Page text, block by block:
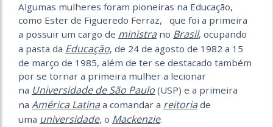
Algumas mulheres foram pioneiras na Educação,
como Ester de Figueredo Ferraz, que foi a primeira
a possuir um cargo de ministra no Brasil, ocupando
a pasta da Educação, de 24 de agosto de 1982 a 15
de março de 1985, além de ter se destacado também
por se tornar a primeira mulher a lecionar
na Universidade de São Paulo (USP) e a primeira
na América Latina a comandar a reitoria de
uma universidade, o Mackenzie.